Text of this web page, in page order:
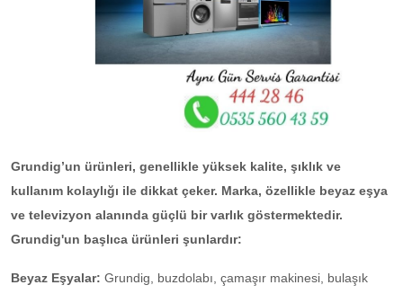
Grundig’un ürünleri, genellikle yüksek kalite, şıklık ve
kullanım kolaylığı ile dikkat çeker. Marka, özellikle beyaz eşya
ve televizyon alanında güçlü bir varlık göstermektedir.
Grundig'un başlıca ürünleri şunlardır:
Beyaz Eşyalar: Grundig, buzdolabı, çamaşır makinesi, bulaşık